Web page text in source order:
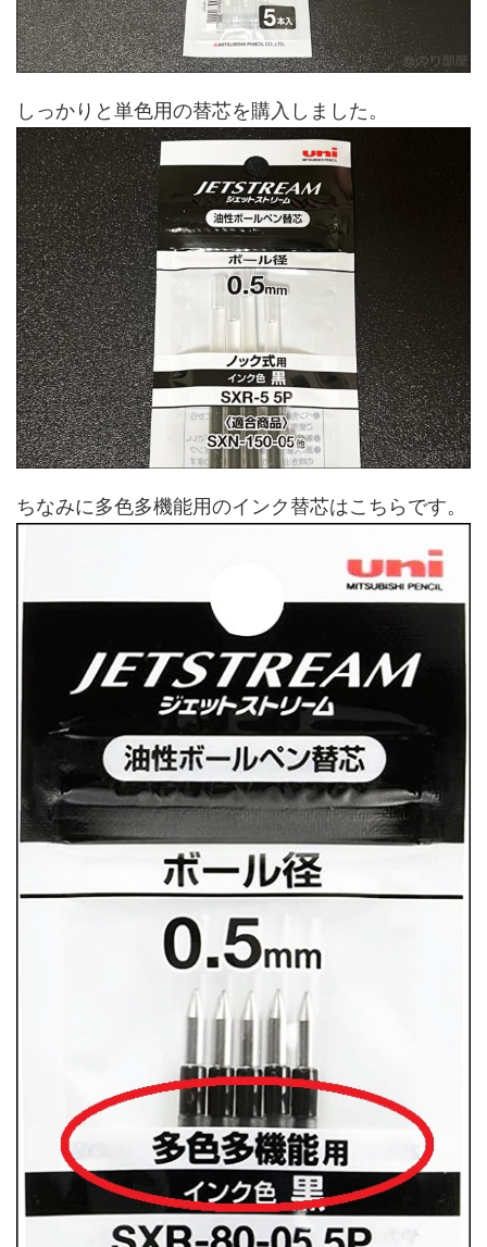
しっかりと単色用の替芯を購入しました。
ちなみに多色多機能用のインク替芯はこちらです。